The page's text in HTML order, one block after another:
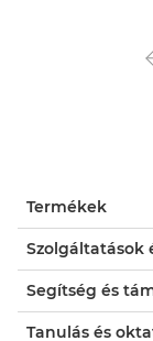
Termékek
Szolgáltatások
Segítség és
Tanulás és